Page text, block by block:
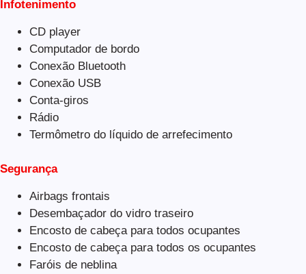
Infotenimento
CD player
Computador de bordo
Conexão Bluetooth
Conexão USB
Conta-giros
Rádio
Termômetro do líquido de arrefecimento
Segurança
Airbags frontais
Desembaçador do vidro traseiro
Encosto de cabeça para todos ocupantes
Encosto de cabeça para todos os ocupantes
Faróis de neblina